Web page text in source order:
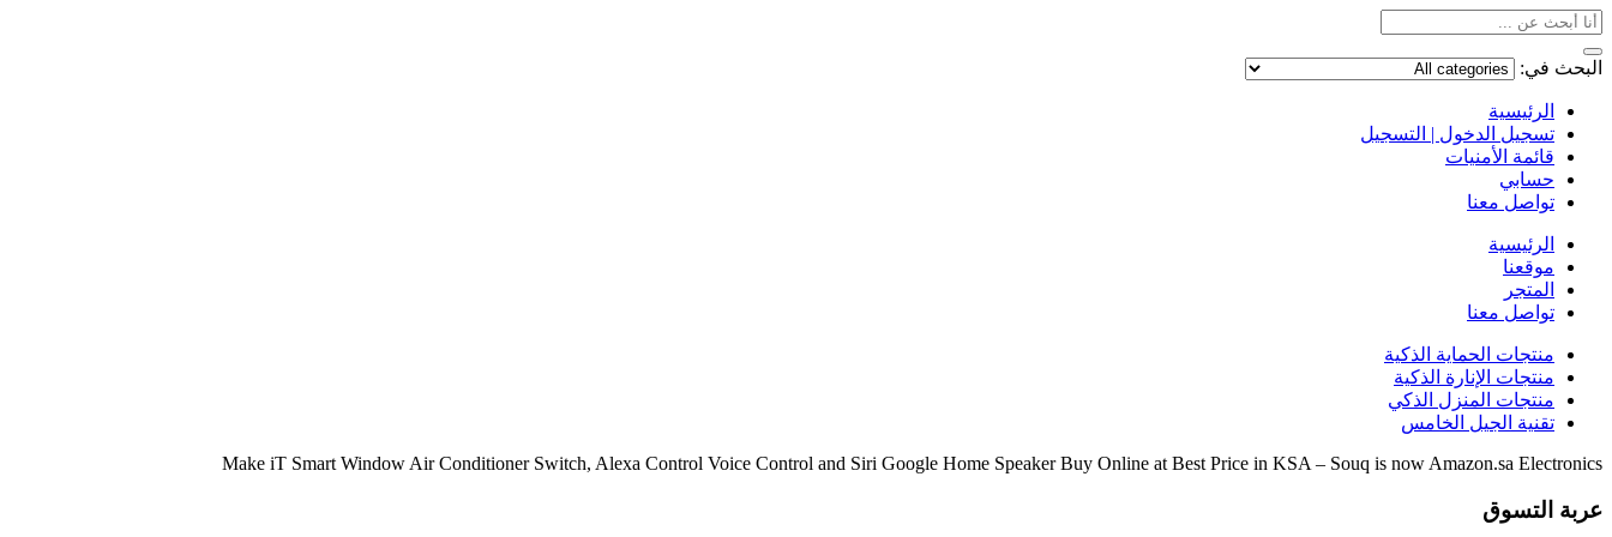
البحث في:
الرئيسية
تسجيل الدخول | التسجيل
قائمة الأمنيات
حسابي
تواصل معنا
الرئيسية
موقعنا
المتجر
تواصل معنا
منتجات الحماية الذكية
منتجات الإنارة الذكية
منتجات المنزل الذكي
تقنية الجيل الخامس
Make iT Smart Window Air Conditioner Switch, Alexa Control Voice Control and Siri Google Home Speaker Buy Online at Best Price in KSA – Souq is now Amazon.sa Electronics
عربة التسوق